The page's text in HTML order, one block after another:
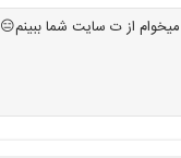
از ت سایت شما ببینم😑